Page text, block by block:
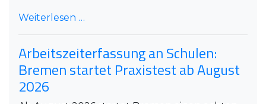
Weiterlesen …
Arbeitszeiterfassung an Schulen:
Bremen startet Praxistest ab August
2026